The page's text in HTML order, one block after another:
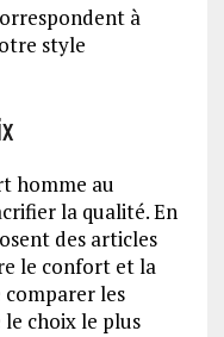
à
style
homme au
la qualité. En
des articles
le confort et la
les
choix le plus